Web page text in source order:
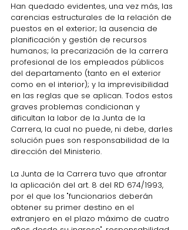
Han quedado evidentes, una vez más, las
carencias estructurales de la relación de
puestos en el exterior; la ausencia de
planificación y gestión de recursos
humanos; la precarización de la carrera
profesional de los empleados públicos
del departamento (tanto en el exterior
como en el interior); y la imprevisibilidad
en las reglas que se aplican. Todos estos
graves problemas condicionan y
dificultan la labor de la Junta de la
Carrera, la cual no puede, ni debe, darles
solución pues son responsabilidad de la
dirección del Ministerio.
La Junta de la Carrera tuvo que afrontar
la aplicación del art. 8 del RD 674/1993,
por el que los "funcionarios deberán
obtener su primer destino en el
extranjero en el plazo máximo de cuatro